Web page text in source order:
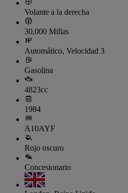
Volante a la derecha
30,000 Millas
Automático, Velocidad 3
Gasolina
4823cc
1984
A10AYF
Rojo oscuro
Concesionario